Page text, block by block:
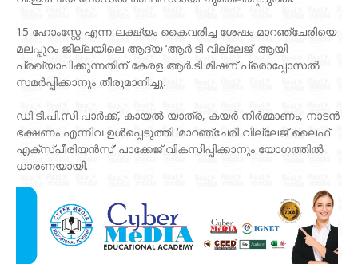
15 ഹോംസ്റ്റേ എന്ന ലക്ഷ്യം കൈവരിച്ച ശേഷം മാറഞ്ചേരിയെ
മലപ്പുറം ജില്ലയിലെ ആദ്യ ‘ആർ.ടി വില്ലേജ്’ ആയി
പ്രഖ്യാപിക്കുന്നതിന് കേരള ആർ.ടി മിഷന് പ്രൊപ്പോസൽ
സമർപ്പിക്കാനും തീരുമാനിച്ചു.
ഡി.ടി.പി.സി പാർക്ക്, കായൽ യാത്ര, കയർ നിർമ്മാണം, നാടൻ
ഭക്ഷണം എന്നിവ ഉൾപ്പെടുത്തി ‘മാറഞ്ചേരി വില്ലേജ് ലൈഫ്
എക്സ്പീരിയൻസ്’ പാക്കേജ് വികസിപ്പിക്കാനും യോഗത്തിൽ
ധാരണയായി.